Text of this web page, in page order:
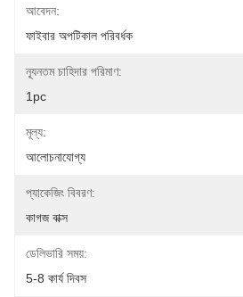
আবেদন:
ফাইবার অপটিকাল পরিবর্ধক
ন্যূনতম চাহিদার পরিমাণ:
1pc
মূল্য:
আলোচনাযোগ্য
প্যাকেজিং বিবরণ:
কাগজ বাক্স
ডেলিভারি সময়:
5-8 কার্য দিবস